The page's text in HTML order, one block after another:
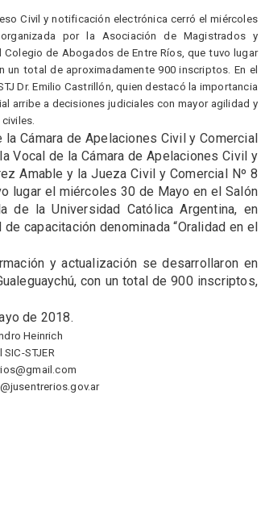
Civil y notificación electrónica cerró el miércoles
por la Asociación de Magistrados y
de Abogados de Entre Ríos, que tuvo lugar
total de aproximadamente 900 inscriptos. En el
Dr. Emilio Castrillón, quien destacó la importancia
arribe a decisiones judiciales con mayor agilidad y
de Apelaciones Civil y Comercial
Vocal de la Cámara de Apelaciones Civil y
Amable y la Jueza Civil y Comercial Nº 8
lugar el miércoles 30 de Mayo en el Salón
de la Universidad Católica Argentina, en
capacitación denominada “Oralidad en el
y actualización se desarrollaron en
con un total de 900 inscriptos,
de 2018.
Heinrich
STJER